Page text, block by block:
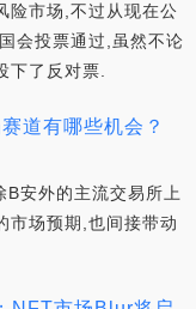
险市场,不过从现在公
会投票通过,虽然不论
下了反对票.
道有哪些机会？
安外的主流交易所上
市场预期,也间接带动